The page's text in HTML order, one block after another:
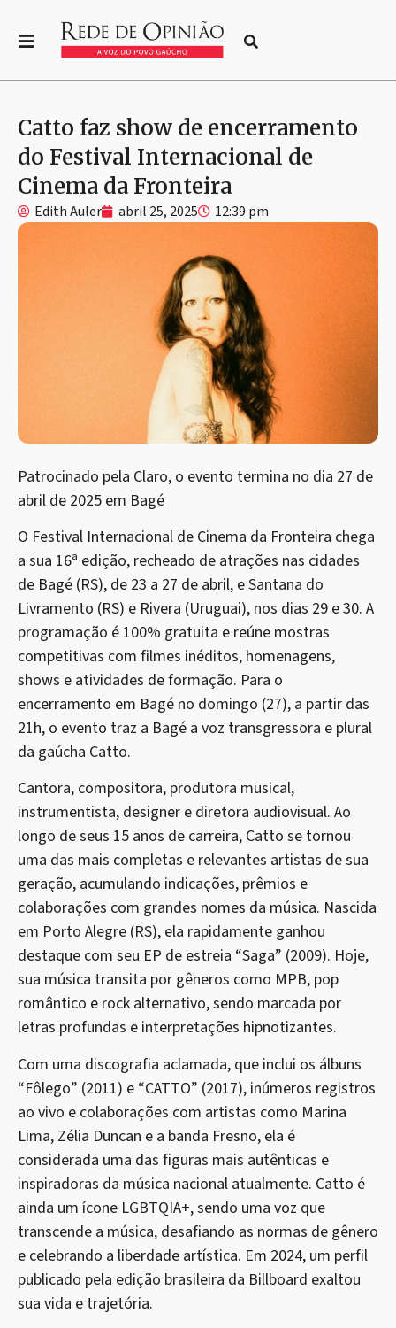
Catto faz show de encerramento
do Festival Internacional de
Cinema da Fronteira
Edith Auler abril 25, 2025 12:39 pm
Patrocinado pela Claro, o evento termina no dia 27 de
abril de 2025 em Bagé
O Festival Internacional de Cinema da Fronteira chega
a sua 16ª edição, recheado de atrações nas cidades
de Bagé (RS), de 23 a 27 de abril, e Santana do
Livramento (RS) e Rivera (Uruguai), nos dias 29 e 30. A
programação é 100% gratuita e reúne mostras
competitivas com filmes inéditos, homenagens,
shows e atividades de formação. Para o
encerramento em Bagé no domingo (27), a partir das
21h, o evento traz a Bagé a voz transgressora e plural
da gaúcha Catto.
Cantora, compositora, produtora musical,
instrumentista, designer e diretora audiovisual. Ao
longo de seus 15 anos de carreira, Catto se tornou
uma das mais completas e relevantes artistas de sua
geração, acumulando indicações, prêmios e
colaborações com grandes nomes da música. Nascida
em Porto Alegre (RS), ela rapidamente ganhou
destaque com seu EP de estreia “Saga” (2009). Hoje,
sua música transita por gêneros como MPB, pop
romântico e rock alternativo, sendo marcada por
letras profundas e interpretações hipnotizantes.
Com uma discografia aclamada, que inclui os álbuns
“Fôlego” (2011) e “CATTO” (2017), inúmeros registros
ao vivo e colaborações com artistas como Marina
Lima, Zélia Duncan e a banda Fresno, ela é
considerada uma das figuras mais autênticas e
inspiradoras da música nacional atualmente. Catto é
ainda um ícone LGBTQIA+, sendo uma voz que
transcende a música, desafiando as normas de gênero
e celebrando a liberdade artística. Em 2024, um perfil
publicado pela edição brasileira da Billboard exaltou
sua vida e trajetória.